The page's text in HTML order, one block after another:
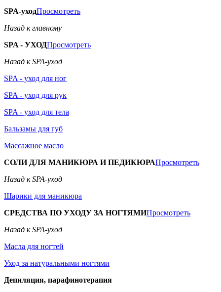
SPA-уходПросмотреть
Назад к главному
SPA - УХОДПросмотреть
Назад к SPA-уход
SPA - уход для ног
SPA - уход для рук
SPA - уход для тела
Бальзамы для губ
Массажное масло
СОЛИ ДЛЯ МАНИКЮРА И ПЕДИКЮРАПросмотреть
Назад к SPA-уход
Шарики для маникюра
СРЕДСТВА ПО УХОДУ ЗА НОГТЯМИПросмотреть
Назад к SPA-уход
Масла для ногтей
Уход за натуральными ногтями
Депиляция, парафинотерапия